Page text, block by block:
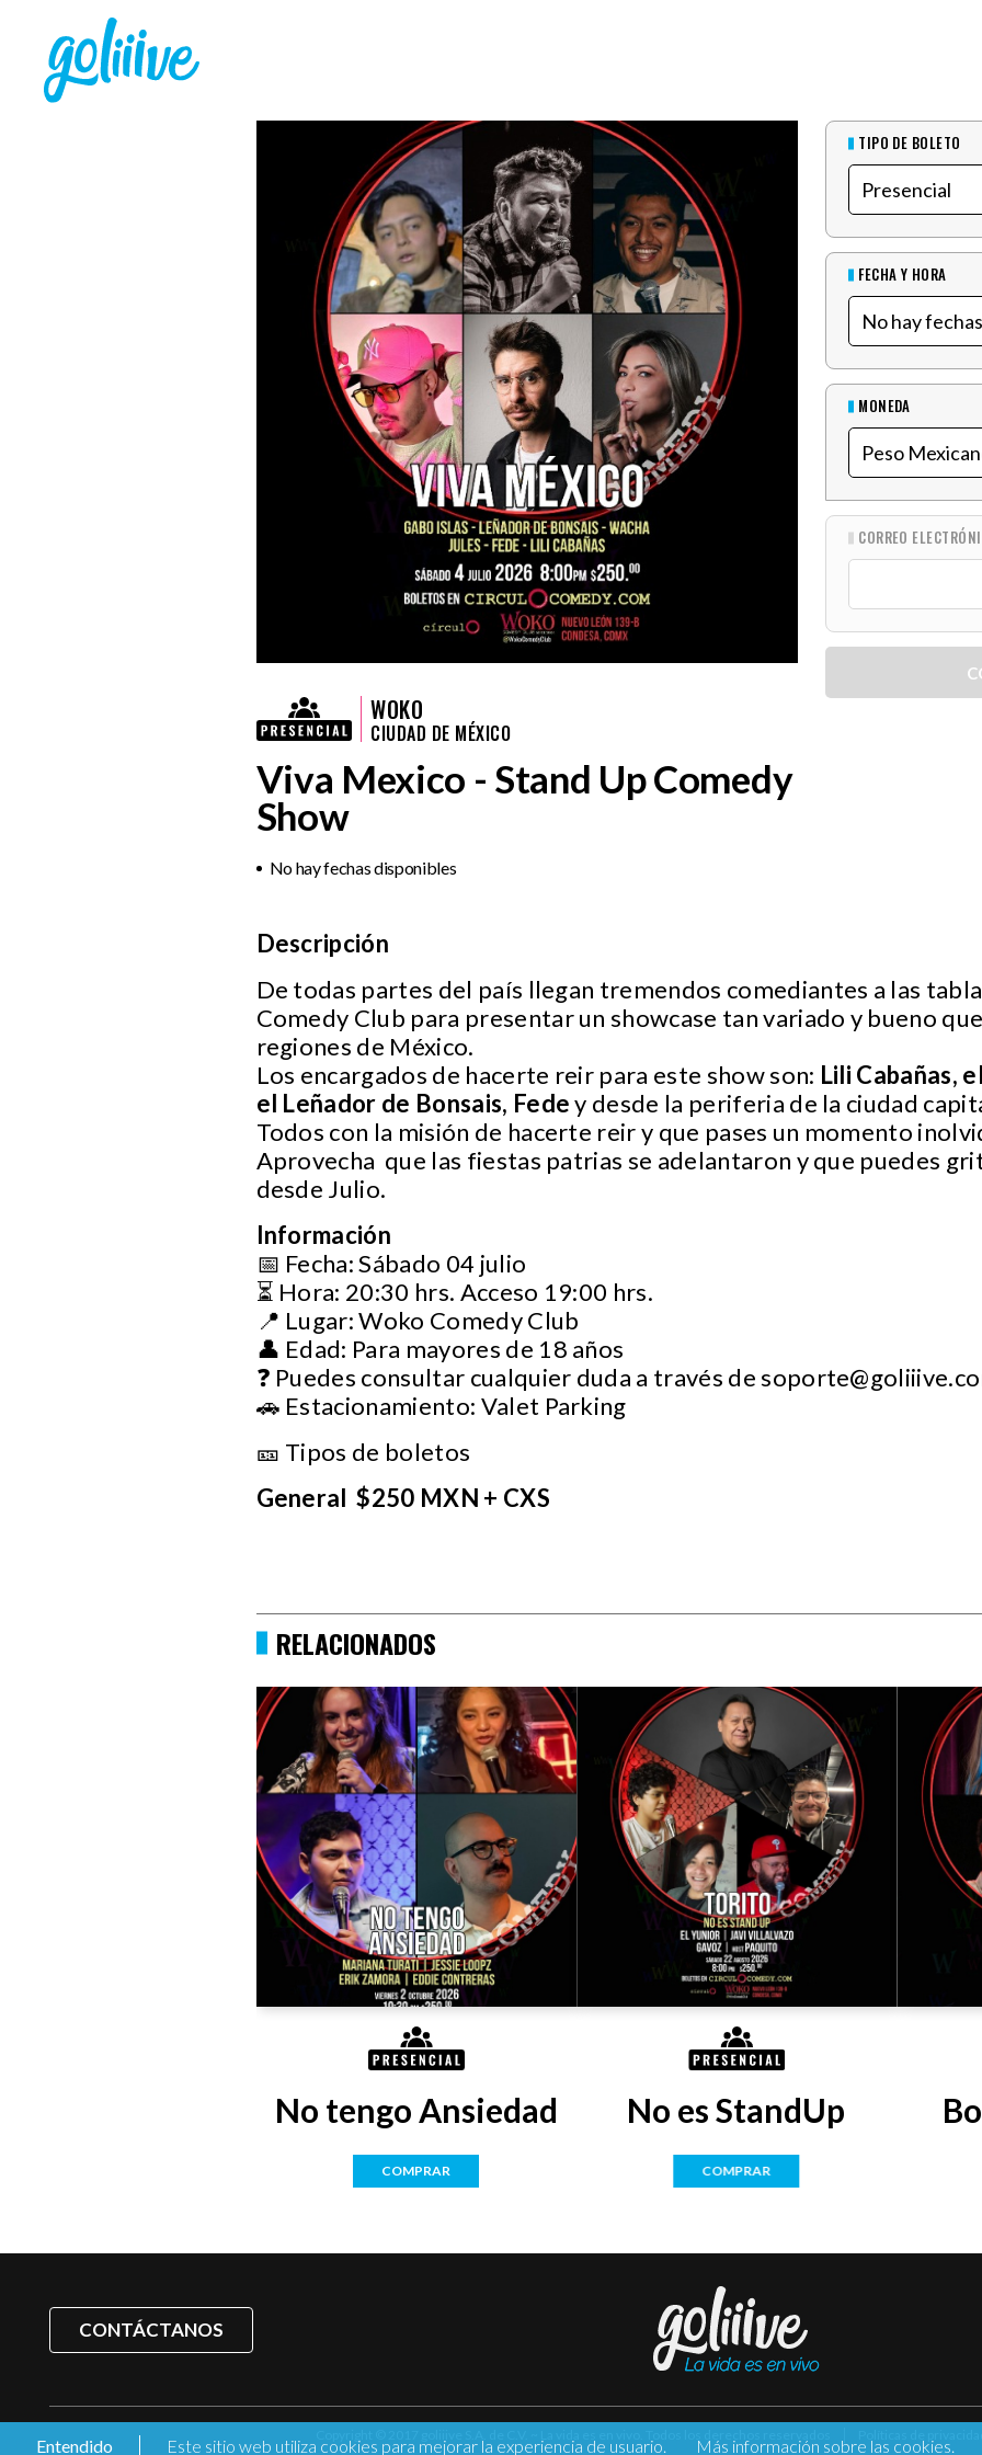
WOKO
CIUDAD DE MÉXICO
Viva Mexico - Stand Up Comedy
Show
No hay fechas disponibles
TIPO DE BOLETO
FECHA Y HORA
MONEDA
CORREO
Descripción
De todas partes del país llegan tremendos comediantes a las
Comedy Club para presentar un showcase tan variado y bueno
regiones de México.
Los encargados de hacerte reir para este show son: Lili Cabañas,
el Leñador de Bonsais, Fedey desde la periferia de la ciudad
Todos con la misión de hacerte reir y que pases un momento
Aprovecha que las fiestas patrias se adelantaron y que puedes
desde Julio.
Información
📅 Fecha: Sábado 04 julio
⏳ Hora: 20:30 hrs. Acceso 19:00 hrs.
📍 Lugar: Woko Comedy Club
👤 Edad: Para mayores de 18 años
❓ Puedes consultar cualquier duda a través de
🚗 Estacionamiento: Valet Parking
🎫 Tipos de boletos
General $250 MXN + CXS
RELACIONADOS
No tengo Ansiedad
COMPRAR
No es StandUp
COMPRAR
CONTÁCTANOS
Entendido Este sitio web utiliza cookies para mejorar la experiencia de usuario. Más información sobre las cookies.